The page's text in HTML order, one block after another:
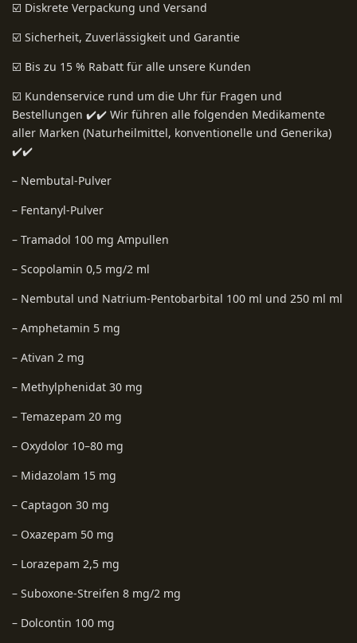
☑️ Diskrete Verpackung und Versand
☑️ Sicherheit, Zuverlässigkeit und Garantie
☑️ Bis zu 15 % Rabatt für alle unsere Kunden
☑️ Kundenservice rund um die Uhr für Fragen und
Bestellungen ✔️✔️ Wir führen alle folgenden Medikamente
aller Marken (Naturheilmittel, konventionelle und Generika)
✔️✔️
– Nembutal-Pulver
– Fentanyl-Pulver
– Tramadol 100 mg Ampullen
– Scopolamin 0,5 mg/2 ml
– Nembutal und Natrium-Pentobarbital 100 ml und 250 ml ml
– Amphetamin 5 mg
– Ativan 2 mg
– Methylphenidat 30 mg
– Temazepam 20 mg
– Oxydolor 10–80 mg
– Midazolam 15 mg
– Captagon 30 mg
– Oxazepam 50 mg
– Lorazepam 2,5 mg
– Suboxone-Streifen 8 mg/2 mg
– Dolcontin 100 mg